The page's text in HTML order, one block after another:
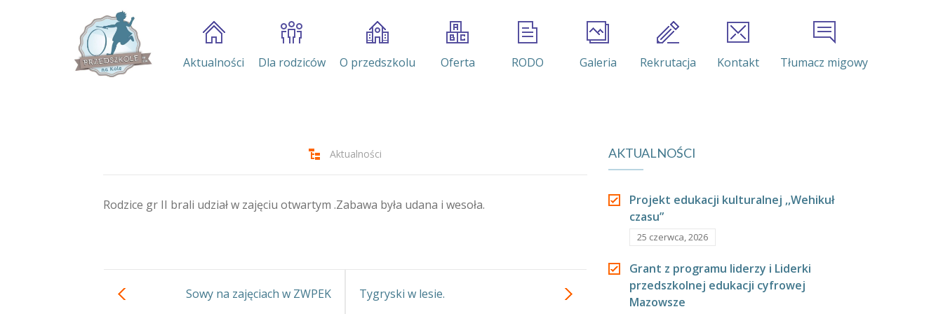
Aktualności Dla rodziców O przedszkolu Oferta RODO Galeria Rekrutacja Kontakt Tłumacz migowy
Aktualności
Rodzice gr II brali udział w zajęciu otwartym .Zabawa była udana i wesoła.
Sowy na zajęciach w ZWPEK Tygryski w lesie.
AKTUALNOŚCI
Projekt edukacji kulturalnej ,,Wehikuł
czasu”
25 czerwca, 2026
Grant z programu liderzy i Liderki
przedszkolnej edukacji cyfrowej
Mazowsze